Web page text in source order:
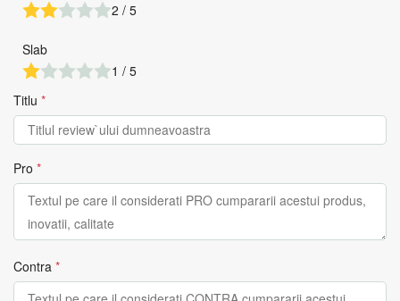
2 / 5
Slab
1 / 5
Titlu *
Pro *
Contra *